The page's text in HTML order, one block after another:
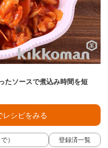
たソースで煮込み時間を短
） 登録済一覧
レシピをみる